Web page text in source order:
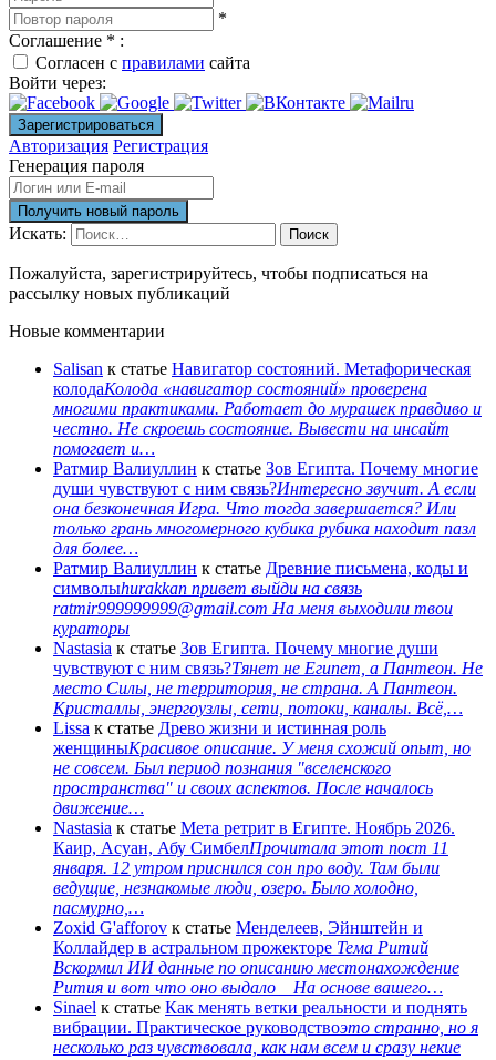
*
Соглашение * :
Согласен с правилами сайта
Войти через:
Авторизация Регистрация
Генерация пароля
Искать: Поиск
Пожалуйста, зарегистрируйтесь, чтобы подписаться на
рассылку новых публикаций
Новые комментарии
Salisan к статье Навигатор состояний. Метафорическая
колодаКолода «навигатор состояний» проверена
многими практиками. Работает до мурашек правдиво и
честно. Не скроешь состояние. Вывести на инсайт
помогает и…
Ратмир Валиуллин к статье Зов Египта. Почему многие
души чувствуют с ним связь?Интересно звучит. А если
она безконечная Игра. Что тогда завершается? Или
только грань многомерного кубика рубика находит пазл
для более…
Ратмир Валиуллин к статье Древние письмена, коды и
символыhurakkan привет выйди на связь
ratmir999999999@gmail.com На меня выходили твои
кураторы
Nastasia к статье Зов Египта. Почему многие души
чувствуют с ним связь?Тянет не Египет, а Пантеон. Не
место Силы, не территория, не страна. А Пантеон.
Кристаллы, энергоузлы, сети, потоки, каналы. Всё,…
Lissa к статье Древо жизни и истинная роль
женщиныКрасивое описание. У меня схожий опыт, но
не совсем. Был период познания "вселенского
пространства" и своих аспектов. После началось
движение…
Nastasia к статье Мета ретрит в Египте. Ноябрь 2026.
Каир, Асуан, Абу СимбелПрочитала этот пост 11
января. 12 утром приснился сон про воду. Там были
ведущие, незнакомые люди, озеро. Было холодно,
пасмурно,…
Zoxid G'afforov к статье Менделеев, Эйнштейн и
Коллайдер в астральном прожекторе Тема Ритий
Вскормил ИИ данные по описанию местонахождение
Рития и вот что оно выдало На основе вашего…
Sinael к статье Как менять ветки реальности и поднять
вибрации. Практическое руководствоэто странно, но я
несколько раз чувствовала, как нам всем и сразу некие